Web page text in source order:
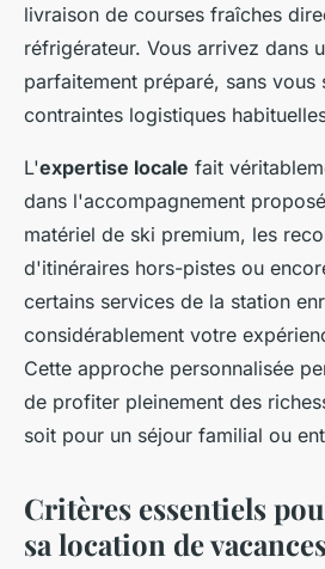
livraison de courses fraîches
réfrigérateur. Vous arrivez dans
parfaitement préparé, sans vous
contraintes logistiques
L'expertise locale fait
dans l'accompagnement
matériel de ski premium, les
d'itinéraires hors-pistes ou
certains services de la station
considérablement votre
Cette approche personnalisée
de profiter pleinement des
soit pour un séjour familial ou
Critères essentiels
sa location de